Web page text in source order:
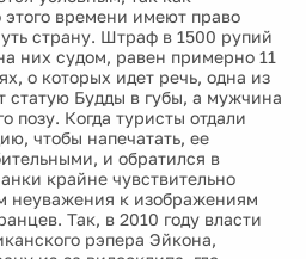
времени имеют право
страну. Штраф в 1500 рупий
них судом, равен примерно 11
о которых идет речь, одна из
статую Будды в губы, а мужчина
позу. Когда туристы отдали
чтобы напечатать, ее
и обратился в
крайне чувствительно
неуважения к изображениям
Так, в 2010 году власти
рэпера Эйкона,